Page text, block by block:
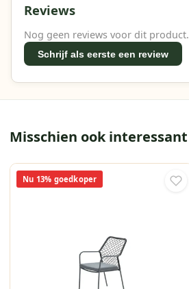
Reviews
Nog geen reviews voor dit product.
Schrijf als eerste een review
Misschien ook interessant
Nu 13% goedkoper